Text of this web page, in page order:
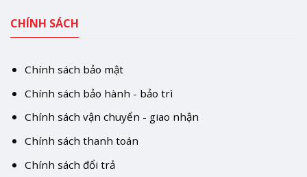
CHÍNH SÁCH
Chính sách bảo mật
Chính sách bảo hành - bảo trì
Chính sách vận chuyển - giao nhận
Chính sách thanh toán
Chính sách đổi trả